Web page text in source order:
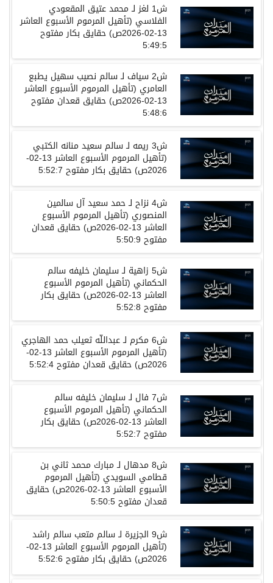
ش1 لغز لـ محمد عتيق المقعودي
الفلاسي (تأهيل المرموم الأسبوع العاشر
13-02-2026 ص)حقايق بكار مفتوح
5:49:5
ش2سياف لـسالم نصيب سهيل يطبع
العامري (تأهيل المرموم الأسبوع العاشر
13-02-2026 ص)حقايق قعدان مفتوح
5:48:6
ش3 ريمه لـسالم سعيد منانه الكتبي
(تأهيل المرموم الأسبوع العاشر 13-02-
2026ص)حقايق بكار مفتوح 5:52:7
ش4 نزاح لـحمد سعيد آل سالمين
المنصوري (تأهيل المرموم الأسبوع
العاشر13-02-2026 ص)حقايق قعدان
مفتوح5:50:9
ش5 زاهية لـسليمان خليفه سالم
الحكماني (تأهيل المرموم الأسبوع
العاشر13-02-2026 ص)حقايق بكار
مفتوح 5:52:8
ش6 مكرم لـعبداللّه ثعيلب حمد الهاجري
(تأهيل المرموم الأسبوع العاشر 13-02-
2026ص)حقايق قعدان مفتوح5:52:4
ش7 فال لـسليمان خليفه سالم
الحكماني (تأهيل المرموم الأسبوع
العاشر13-02-2026 ص)حقايق بكار
مفتوح 5:52:7
ش8 مدهال لـ مبارك محمد ثاني بن
قطامي السويدي (تأهيل المرموم
الأسبوع العاشر13-02-2026 ص)حقايق
قعدان مفتوح5:50:5
ش9 الجزيرة لـسالم متعب سالم راشد
(تأهيل المرموم الأسبوع العاشر 13-02-
2026ص)حقايق بكار مفتوح 5:52:6